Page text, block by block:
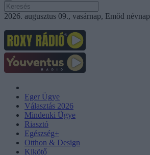
2026. augusztus 09., vasárnap, Emőd névnap
Eger Ügye
Választás 2026
Mindenki Ügye
Riasztó
Egészség+
Otthon & Design
Kikötő